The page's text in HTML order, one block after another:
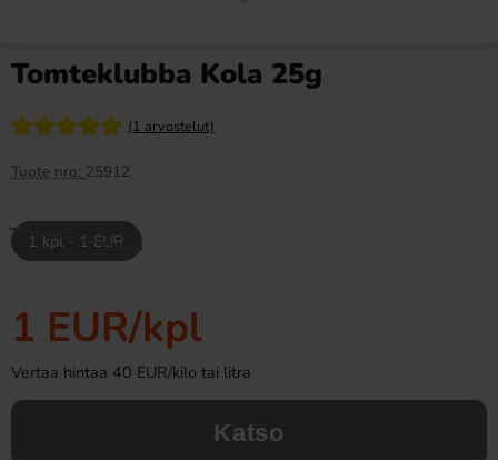
Tomteklubba Kola 25g
(1 arvostelut)
Tuote nro: 25912
1 kpl - 1 EUR
1 EUR/kpl
Vertaa hintaa 40 EUR/kilo tai litra
Katso